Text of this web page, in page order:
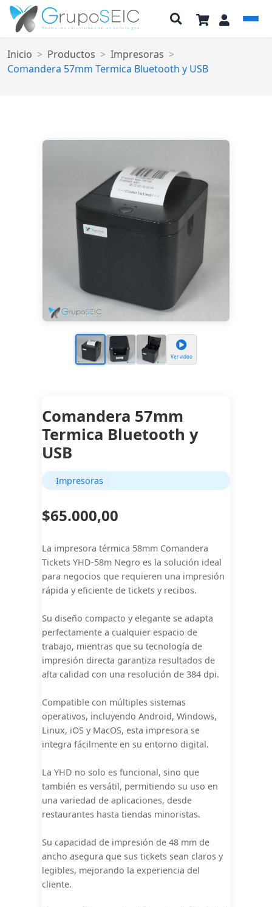
Inicio Productos
Impresoras
Comandera 57mm Termica Bluetooth y USB
Ver video
Comandera 57mm
Termica Bluetooth y
USB
Impresoras
$65.000,00
La impresora térmica 58mm Comandera
Tickets YHD-58m Negro es la solución ideal
para negocios que requieren una impresión
rápida y eficiente de tickets y recibos.
Su diseño compacto y elegante se adapta
perfectamente a cualquier espacio de
trabajo, mientras que su tecnología de
impresión directa garantiza resultados de
alta calidad con una resolución de 384 dpi.
Compatible con múltiples sistemas
operativos, incluyendo Android, Windows,
Linux, iOS y MacOS, esta impresora se
integra fácilmente en su entorno digital.
La YHD no solo es funcional, sino que
también es versátil, permitiendo su uso en
una variedad de aplicaciones, desde
restaurantes hasta tiendas minoristas.
Su capacidad de impresión de 48 mm de
ancho asegura que sus tickets sean claros y
legibles, mejorando la experiencia del
cliente.